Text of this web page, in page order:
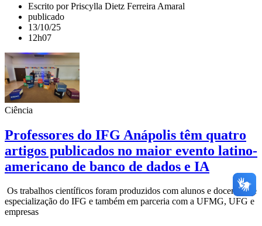
Escrito por Priscylla Dietz Ferreira Amaral
publicado
13/10/25
12h07
Ciência
Professores do IFG Anápolis têm quatro
artigos publicados no maior evento latino-
americano de banco de dados e IA
Os trabalhos científicos foram produzidos com alunos e docentes de
especialização do IFG e também em parceria com a UFMG, UFG e
empresas